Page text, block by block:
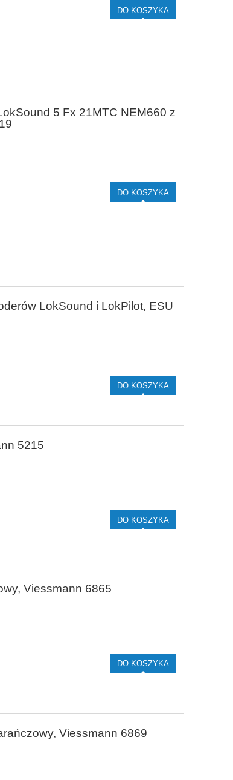
DO KOSZYKA
5 Fx 21MTC NEM660 z
DO KOSZYKA
LokSound i LokPilot, ESU
DO KOSZYKA
5215
DO KOSZYKA
Viessmann 6865
DO KOSZYKA
Viessmann 6869